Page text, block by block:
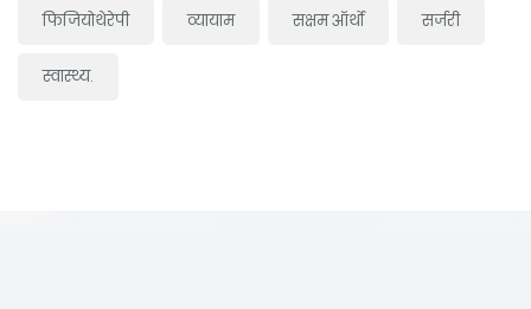
फिजियोथेरेपी व्यायाम सक्षम ऑर्थो सर्जरी
स्वास्थ्य.